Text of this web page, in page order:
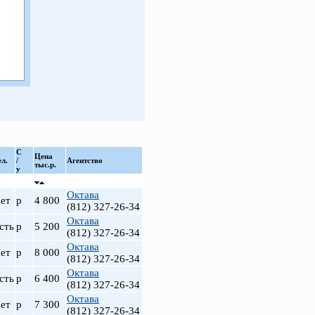
С
/
у
Цена
тыс.р.
Агентство
р 4 800
Октава
(812) 327-26-34
р 5 200
Октава
(812) 327-26-34
р 8 000
Октава
(812) 327-26-34
р 6 400
Октава
(812) 327-26-34
р 7 300
Октава
(812) 327-26-34